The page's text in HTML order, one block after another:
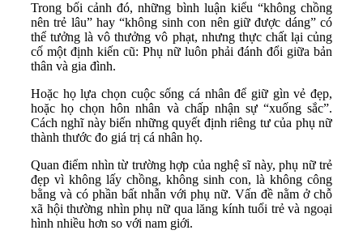
Trong bối cảnh đó, những bình luận kiểu “không chồng
nên trẻ lâu” hay “không sinh con nên giữ được dáng” có
thể tưởng là vô thưởng vô phạt, nhưng thực chất lại củng
cố một định kiến cũ: Phụ nữ luôn phải đánh đổi giữa bản
thân và gia đình.
Hoặc họ lựa chọn cuộc sống cá nhân để giữ gìn vẻ đẹp,
hoặc họ chọn hôn nhân và chấp nhận sự “xuống sắc”.
Cách nghĩ này biến những quyết định riêng tư của phụ nữ
thành thước đo giá trị cá nhân họ.
Quan điểm nhìn từ trường hợp của nghệ sĩ này, phụ nữ trẻ
đẹp vì không lấy chồng, không sinh con, là không công
bằng và có phần bất nhẫn với phụ nữ. Vấn đề nằm ở chỗ
xã hội thường nhìn phụ nữ qua lăng kính tuổi trẻ và ngoại
hình nhiều hơn so với nam giới.